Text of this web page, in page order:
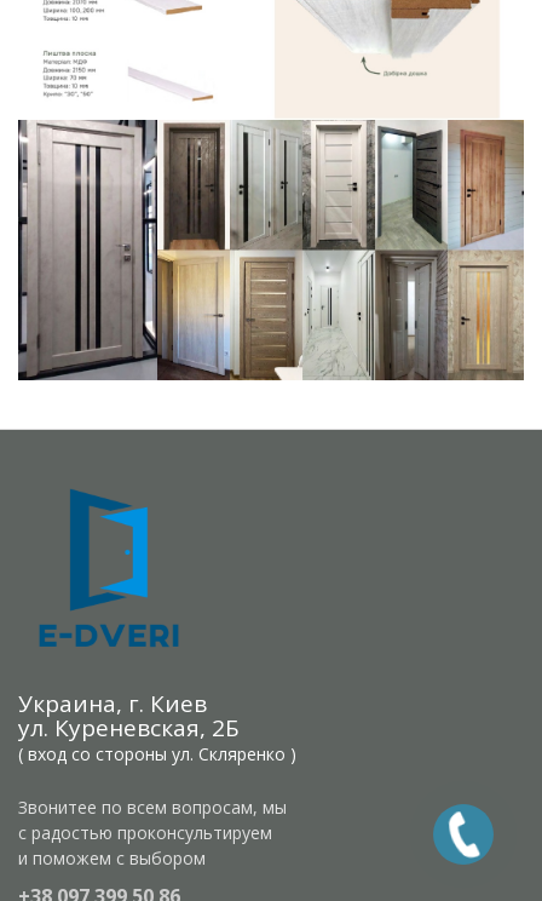
Украина, г. Киев
ул. Куреневская, 2Б
( вход со стороны ул. Скляренко )
Звонитее по всем вопросам, мы
с радостью проконсультируем
и поможем с выбором